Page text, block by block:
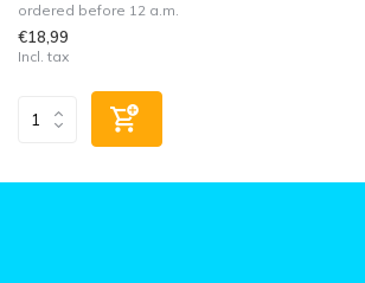
ordered before 12 a.m.
€18,99
Incl. tax